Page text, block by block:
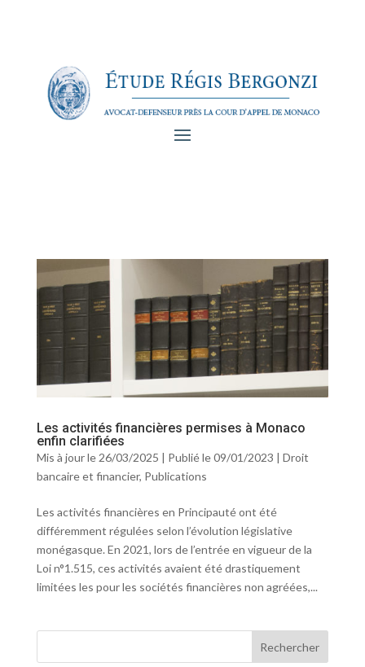
Les activités financières permises à Monaco
enfin clarifiées
Mis à jour le 26/03/2025 | Publié le 09/01/2023
Droit
bancaire et financier, Publications
Les activités financières en Principauté ont été
différemment régulées selon l’évolution législative
monégasque. En 2021, lors de l’entrée en vigueur de la
Loi n°1.515, ces activités avaient été drastiquement
limitées les pour les sociétés financières non agréées,...